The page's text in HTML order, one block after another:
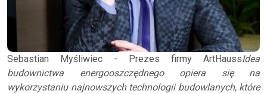
Sebastian Myśliwiec - Prezes firmy ArtHaussIdea
budownictwa energooszczędnego opiera się na
wykorzystaniu najnowszych technologii budowlanych, które